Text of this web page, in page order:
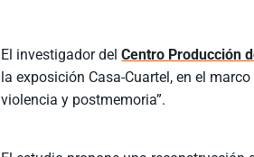
El investigador delCentro Producción
la exposición Casa-Cuartel, en el
violencia y postmemoria”.